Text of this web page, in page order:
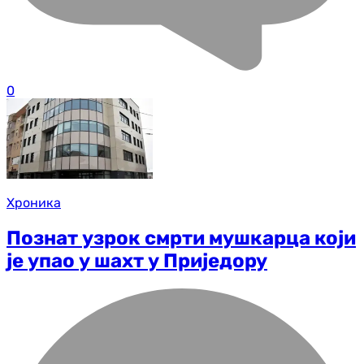
0
Хроника
Познат узрок смрти мушкарца који
је упао у шахт у Приједору